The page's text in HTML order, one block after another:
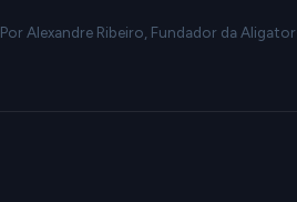
Por Alexandre Ribeiro, Fundador da Aligator